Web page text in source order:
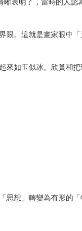
表明了，當時的人認
限。這就是畫家眼中
來如玉似冰。欣賞和
想」轉變為有形的「